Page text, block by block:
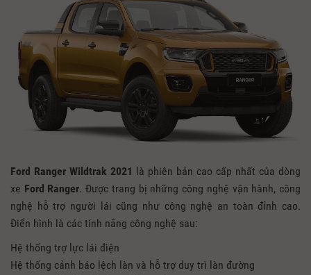
Ford Ranger Wildtrak 2021
là phiên bản cao cấp nhất của dòng
xe Ford Ranger. Được trang bị những công nghệ vận hành, công
nghệ hỗ trợ người lái cũng như công nghệ an toàn đỉnh cao.
Điển hình là các tính năng công nghệ sau:
Hệ thống trợ lực lái điện
Hệ thống cảnh báo lệch làn và hỗ trợ duy trì làn đường